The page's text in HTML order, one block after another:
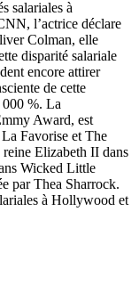
salariales à
l’actrice déclare
Colman, elle
disparité salariale
encore attirer
de cette
000 %. La
Award, est
Favorise et The
Elizabeth II dans
Wicked Little
par Thea Sharrock.
à Hollywood et